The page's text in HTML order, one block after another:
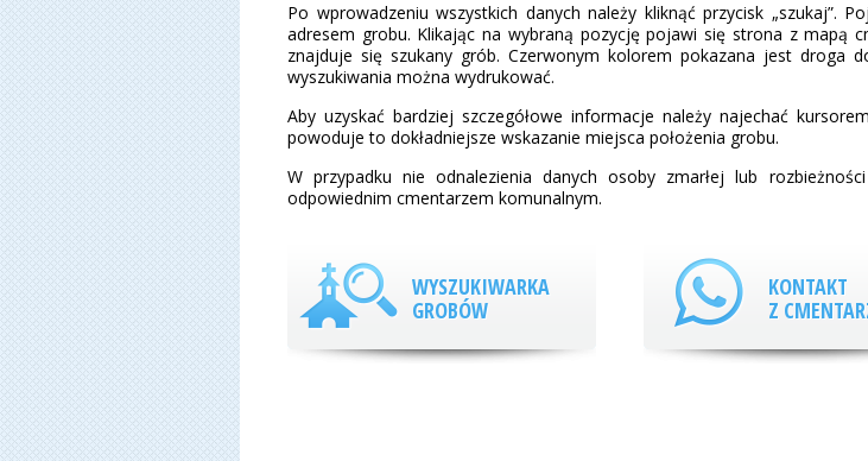
Po wprowadzeniu wszystkich danych należy kliknąć przycisk „szukaj”.
adresem grobu. Klikając na wybraną pozycję pojawi się strona z mapą
znajduje się szukany grób. Czerwonym kolorem pokazana jest droga
wyszukiwania można wydrukować.
Aby uzyskać bardziej szczegółowe informacje należy najechać
powoduje to dokładniejsze wskazanie miejsca położenia grobu.
W przypadku nie odnalezienia danych osoby zmarłej lub
odpowiednim cmentarzem komunalnym.
WYSZUKIWARKA
GROBÓW
KONTAKT
Z